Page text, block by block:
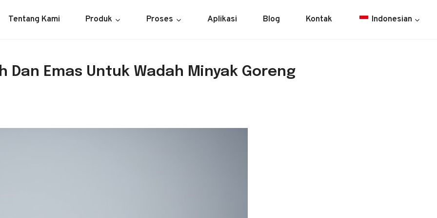
Tentang Kami Produk Proses Aplikasi Blog Kontak Indonesian
Dan Emas Untuk Wadah Minyak Goreng